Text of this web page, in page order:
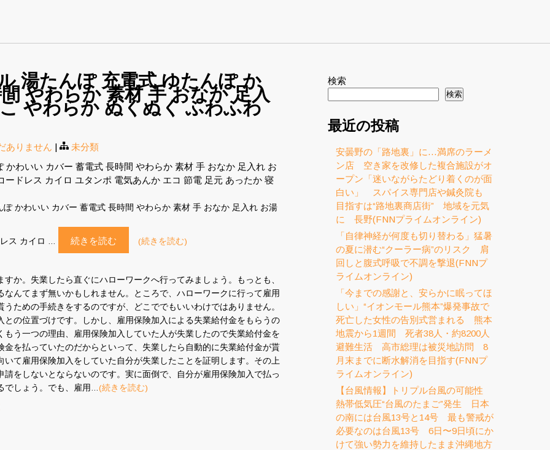
湯たんぽ 充電式 ゆたんぽ か
やわらか 素材 手 おなか 足入
やわらか ぬくぬく ふわふわ
ありません |
未分類
かわいい カバー 蓄電式 長時間 やわらか 素材 手 おなか 足入れ お
ドレス カイロ ユタンポ 電気あんか エコ 節電 足元 あったか 寝
かわいい カバー 蓄電式 長時間 やわらか 素材 手 おなか 足入れ お湯
ス カイロ … 続きを読む (続きを読む)
か。失業したら直ぐにハローワークへ行ってみましょう。もっとも、
んてまず無いかもしれません。ところで、ハローワークに行って雇用
ための手続きをするのですが、どこででもいいわけではありません。
の位置づけです。しかし、雇用保険加入による失業給付金をもらうの
う一つの理由、雇用保険加入していた人が失業したので失業給付金を
を払っていたのだからといって、失業したら自動的に失業給付金が貰
て雇用保険加入をしていた自分が失業したことを証明します。その上
をしないとならないのです。実に面倒で、自分が雇用保険加入で払っ
でしょう。でも、雇用…(続きを読む)
検索
検索
最近の投稿
安曇野の「路地裏」に…満席のラーメ
ン店 空き家を改修した複合施設がオ
ープン「迷いながらたどり着くのが面
白い」 スパイス専門店や鍼灸院も
目指すは“路地裏商店街” 地域を元気
に 長野(FNNプライムオンライン)
「自律神経が何度も切り替わる」猛暑
の夏に潜む“クーラー病”のリスク 肩
回しと腹式呼吸で不調を撃退(FNNプ
ライムオンライン)
「今までの感謝と、安らかに眠ってほ
しい」“イオンモール熊本”爆発事故で
死亡した女性の告別式営まれる 熊本
地震から1週間 死者38人・約8200人
避難生活 高市総理は被災地訪問 8
月末までに断水解消を目指す(FNNプ
ライムオンライン)
【台風情報】トリプル台風の可能性
熱帯低気圧“台風のたまご”発生 日本
の南には台風13号と14号 最も警戒が
必要なのは台風13号 6日〜9日頃にか
けて強い勢力を維持したまま沖縄地方